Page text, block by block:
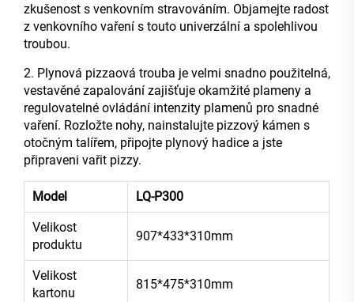
zkušenost s venkovním stravováním. Objamejte radost
z venkovního vaření s touto univerzální a spolehlivou
troubou.
2. Plynová pizzaová trouba je velmi snadno použitelná,
vestavěné zapalování zajišťuje okamžité plameny a
regulovatelné ovládání intenzity plamenů pro snadné
vaření. Rozložte nohy, nainstalujte pizzový kámen s
otočným talířem, připojte plynový hadice a jste
připraveni vařit pizzy.
Model LQ-P300
Velikost
produktu
907*433*310mm
Velikost
kartonu
815*475*310mm